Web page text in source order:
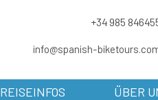
+34 985
info@spanish-
REISEINFOS ÜBER